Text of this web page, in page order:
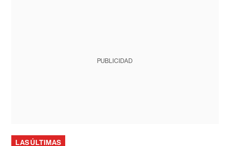
PUBLICIDAD
LAS ÚLTIMAS